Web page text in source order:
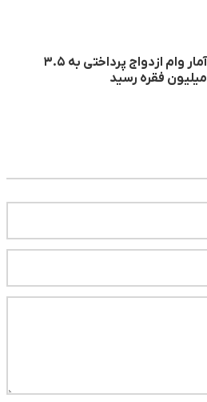
آمار وام ازدواج پرداختی به ۳.۵
میلیون فقره رسید